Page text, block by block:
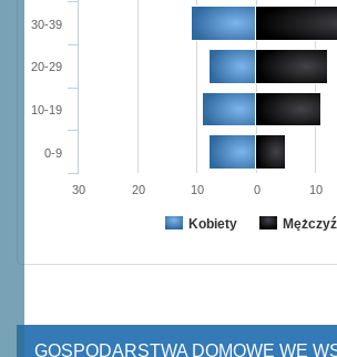
Kobiety
0-9
10-19
20-29
30-39
30 20 10 0 10
GOSPODARSTWA DOMOWE WE